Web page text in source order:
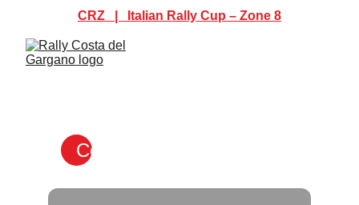
CRZ   |   Italian Rally Cup – Zone 8
Contatti